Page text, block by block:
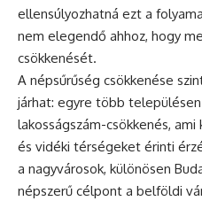
ellensúlyozhatná ezt a
nem elegendő ahhoz, hogy
csökkenését.
A népsűrűség csökkenése
járhat: egyre több
lakosságszám-csökkenés,
és vidéki térségeket érinti
a nagyvárosok, különösen
népszerű célpont a belföldi